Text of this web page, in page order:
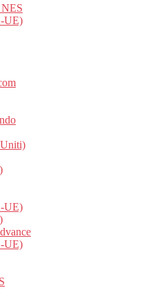
UE)
UE)
UE)